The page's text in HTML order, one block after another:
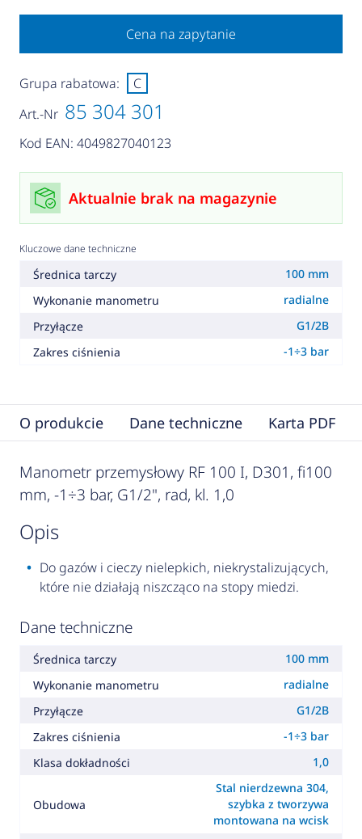
Cena na zapytanie
Art.-Nr 85 304 301
Kod EAN: 4049827040123
Grupa rabatowa: C
Aktualnie brak na magazynie
Kluczowe dane techniczne
Średnica tarczy
100 mm
Wykonanie manometru
radialne
Przyłącze
G1/2B
Zakres ciśnienia
-1÷3 bar
O produkcie Dane techniczne Karta PDF
Manometr przemysłowy RF 100 I, D301, fi100
mm, -1÷3 bar, G1/2", rad, kl. 1,0
opis
Do gazów i cieczy nielepkich, niekrystalizujących,
które nie działają niszcząco na stopy miedzi.
Dane techniczne
Średnica tarczy
100 mm
Wykonanie manometru
radialne
Przyłącze
G1/2B
Zakres ciśnienia
-1÷3 bar
Klasa dokładności
1,0
Obudowa
Stal nierdzewna 304,
szybka z tworzywa
montowana na wcisk